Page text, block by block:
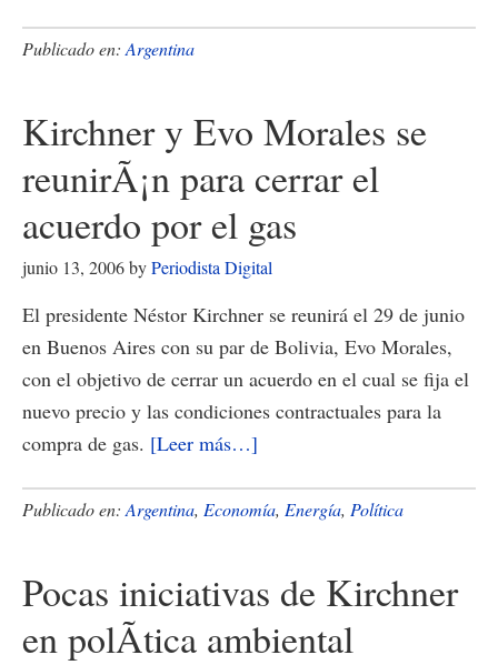
suma
a
Ciudades
y
Gobiernos
Locales
Unidos
Publicado en: Argentina
Kirchner y Evo Morales se
reunirÃ¡n para cerrar el
acuerdo por el gas
junio 13, 2006byPeriodista Digital
El presidente Néstor Kirchner se reunirá el 29 de junio
en Buenos Aires con su par de Bolivia, Evo Morales,
con el objetivo de cerrar un acuerdo en el cual se fija el
nuevo precio y las condiciones contractuales para la
compra de gas. [Leer más…]
Kirchner
Morales
se
Publicado en: Argentina, Economía, Energía, Política
Pocas iniciativas de Kirchner
en polÃ­tica ambiental